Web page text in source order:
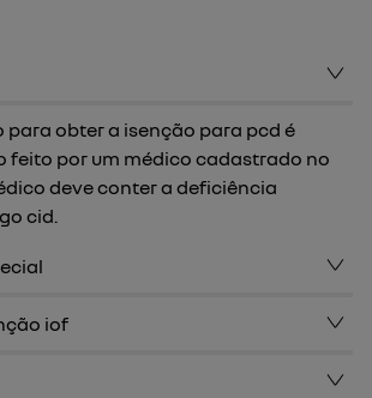
para obter a isenção para pcd é
feito por um médico cadastrado no
deve conter a deficiência
cid.
iof